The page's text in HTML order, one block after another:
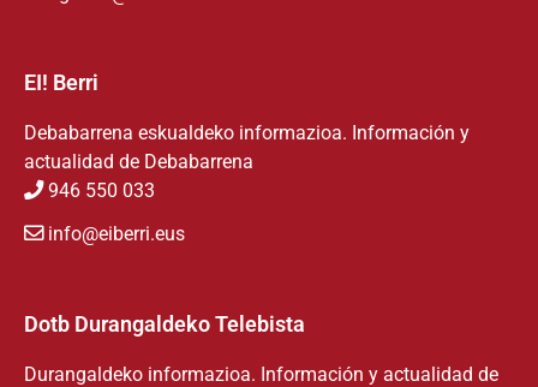
EI! Berri
Debabarrena eskualdeko informazioa. Información y
actualidad de Debabarrena
946 550 033
info@eiberri.eus
Dotb Durangaldeko Telebista
Durangaldeko informazioa. Información y actualidad de